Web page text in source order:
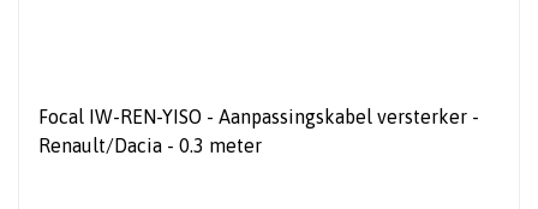
Focal IW-REN-YISO - Aanpassingskabel versterker -
Renault/Dacia - 0.3 meter